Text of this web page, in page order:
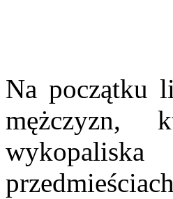
Na początku
mężczyzn,